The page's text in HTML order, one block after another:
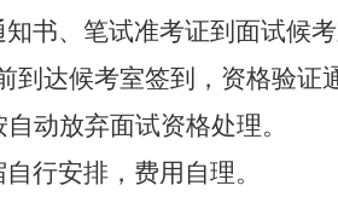
知书、笔试准考证到面试候
到达候考室签到，资格验证
动放弃面试资格处理。
自行安排 ，费用 自理。